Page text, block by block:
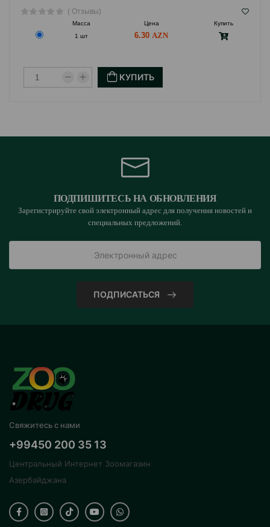
( Отзывы)
Масса Цена
Купить
1 шт
6.30
КУПИТЬ
ПОДПИШИТЕСЬ НА ОБНОВЛЕНИЯ
Зарегистрируйте свой электронный адрес для получения новостей и
специальных предложений.
ПОДПИСАТЬСЯ
Свяжитесь с нами
+99450 200 35 13
Центральный Интернет Зоомагазин
Азербайджана